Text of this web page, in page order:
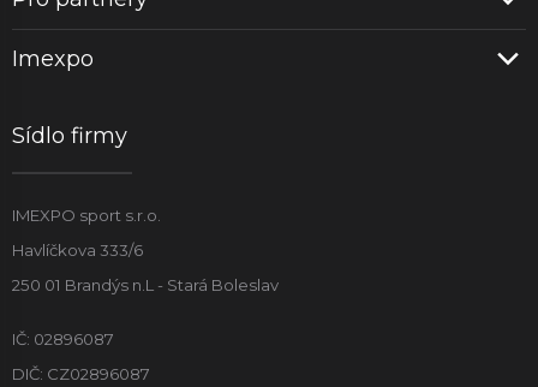
Imexpo
Sídlo firmy
IMEXPO sport s.r.o.
Havlíčkova 333/6
250 01 Brandýs n.L - Stará Boleslav
IČ: 02896087
DIČ: CZ02896087